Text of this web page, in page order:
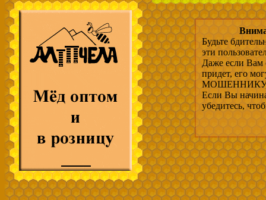
Будьте
эти
Даже если Вам
придет, его
МОШЕННИКУ,
Если Вы
убедитесь,